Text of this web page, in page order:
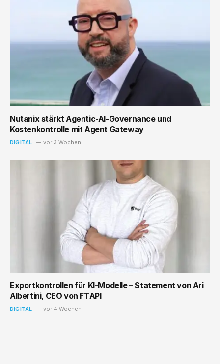
Nutanix stärkt Agentic-AI-Governance und
Kostenkontrolle mit Agent Gateway
DIGITAL vor 3 Wochen
Exportkontrollen für KI-Modelle – Statement von Ari
Albertini, CEO von FTAPI
DIGITAL vor 4 Wochen